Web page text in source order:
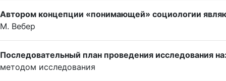
Автором концепции «понимающей» социологии
М. Вебер
Последовательный план проведения исследования
методом исследования